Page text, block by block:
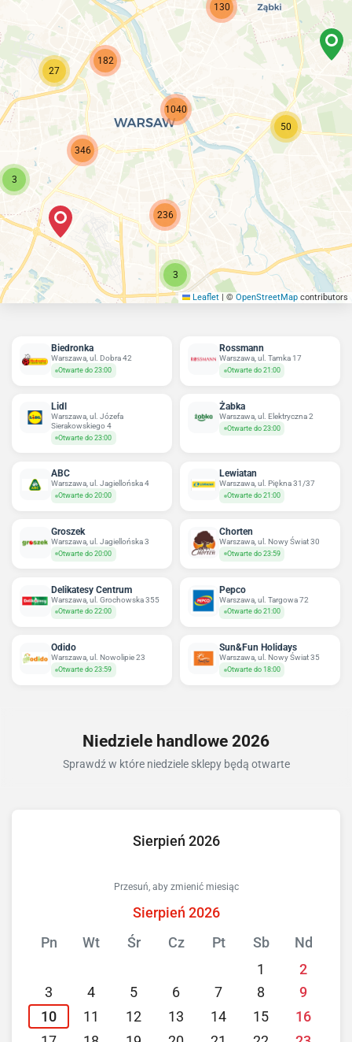
50
1040
182
130
236
346
27
3
3
Leaflet | © OpenStreetMap contributors
Biedronka
Warszawa, ul. Dobra 42
Otwarte do 23:00
Rossmann
Warszawa, ul. Tamka 17
Otwarte do 21:00
Lidl
Warszawa, ul. Józefa
Sierakowskiego 4
Otwarte do 23:00
Żabka
Warszawa, ul. Elektryczna 2
Otwarte do 23:00
ABC
Warszawa, ul. Jagiellońska 4
Otwarte do 20:00
Lewiatan
Warszawa, ul. Piękna 31/37
Otwarte do 21:00
Groszek
Warszawa, ul. Jagiellońska 3
Otwarte do 20:00
Chorten
Warszawa, ul. Nowy Świat 30
Otwarte do 23:59
Delikatesy Centrum
Warszawa, ul. Grochowska 355
Otwarte do 22:00
Pepco
Warszawa, ul. Targowa 72
Otwarte do 21:00
Odido
Warszawa, ul. Nowolipie 23
Otwarte do 23:59
Sun&Fun Holidays
Warszawa, ul. Nowy Świat 35
Otwarte do 18:00
Niedziele handlowe 2026
Sprawdź w które niedziele sklepy będą otwarte
Sierpień 2026
Przesuń, aby zmienić miesiąc
Sierpień 2026
Pn
Wt Śr Cz Pt Sb
Nd
1
2
3
4 5 6 7 8
9
10
11 12 13 14 15
16